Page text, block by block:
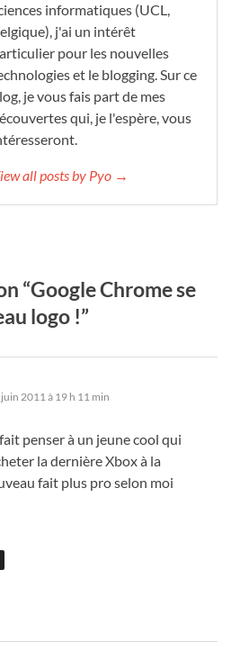
informatiques (UCL,
j'ai un intérêt
pour les nouvelles
et le blogging. Sur ce
je vous fais part de mes
qui, je l'espère, vous
all posts by Pyo →
“Google Chrome se
logo !”
: 2011 à 19 h 11 min
fait penser à un jeune cool qui
la dernière Xbox à la
fait plus pro selon moi